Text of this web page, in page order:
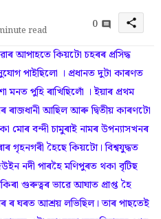
read 0 share
আপাহতে কিয়টো চহৰৰ প্ৰসিদ্ধ
পাইছিলো । প্ৰধানত দুটা কাৰণত
পুহি ৰাখিছিলোঁ । ইয়াৰ প্ৰথম
আছিল আৰু দ্বিতীয় কাৰণটো
মোৰ বন্দী চামুৰাই নামৰ উপন্যাসখনৰ
গৃহনগৰী হৈছে কিয়টো। বিশ্বযুদ্ধত
নদী পাৰহৈ মণিপুৰত থকা বৃটিছ
গুৰুত্বৰ ভাৱে আঘাত প্ৰাপ্ত হৈ
ৰ ঘৰত আশ্ৰয় লভিছিল। তাৰ পাছতেই